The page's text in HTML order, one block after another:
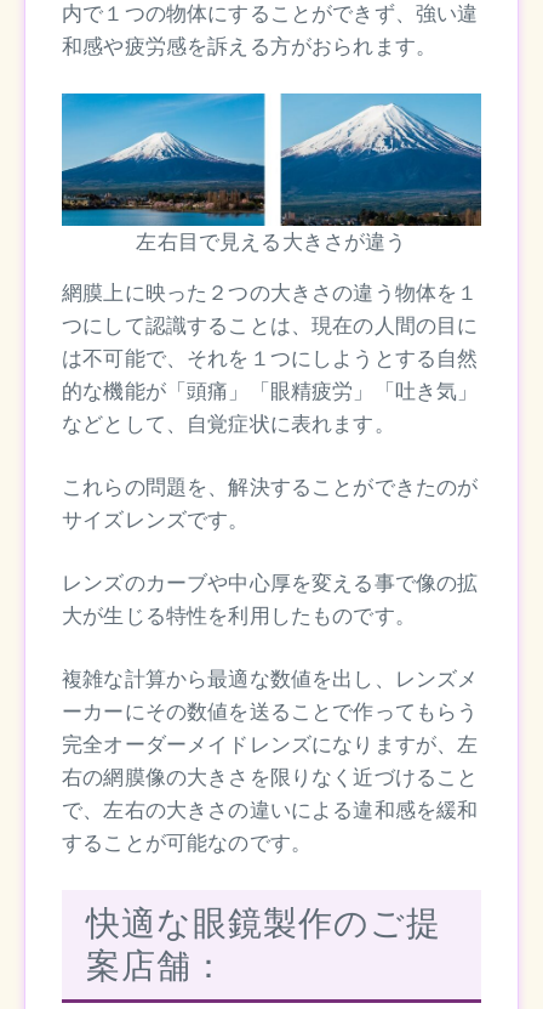
内で１つの物体にすることができず、強い違
和感や疲労感を訴える方がおられます。
左右目で見える大きさが違う
網膜上に映った２つの大きさの違う物体を１
つにして認識することは、現在の人間の目に
は不可能で、それを１つにしようとする自然
的な機能が「頭痛」「眼精疲労」「吐き気」
などとして、自覚症状に表れます。
これらの問題を、解決することができたのが
サイズレンズです。
レンズのカーブや中心厚を変える事で像の拡
大が生じる特性を利用したものです。
複雑な計算から最適な数値を出し、レンズメ
ーカーにその数値を送ることで作ってもらう
完全オーダーメイドレンズになりますが、左
右の網膜像の大きさを限りなく近づけること
で、左右の大きさの違いによる違和感を緩和
することが可能なのです。
快適な眼鏡製作のご提
案店舗：